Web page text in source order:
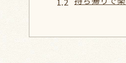
テイクアウ
梅田スイー